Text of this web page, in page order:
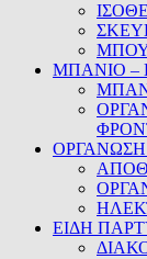
ΜΠΑΝΙΟ –
ΟΡΓΑΝΩΣΗ
ΕΙΔΗ